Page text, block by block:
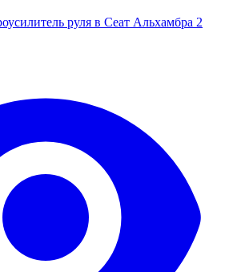
руля в Сеат Альхамбра 2